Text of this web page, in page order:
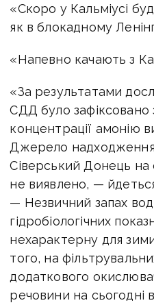
«Скоро у Кальміусі
як в блокадному
«Напевно качають з
«За результатами
СДД було зафіксовано
концентрації амонію
Джерело надходження
Сіверський Донець на
не виявлено, —
— Незвичний запах
гідробіологічних
нехарактерну для
того, на
додаткового
речовини на сьогодні